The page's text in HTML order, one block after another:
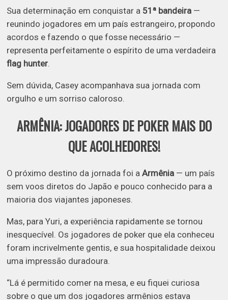
Sua determinação em conquistar a 51ª bandeira —
reunindo jogadores em um país estrangeiro, propondo
acordos e fazendo o que fosse necessário —
representa perfeitamente o espírito de uma verdadeira
flag hunter.
Sem dúvida, Casey acompanhava sua jornada com
orgulho e um sorriso caloroso.
ARMÊNIA: JOGADORES DE POKER MAIS DO
QUE ACOLHEDORES!
O próximo destino da jornada foi aArmênia — um país
sem voos diretos do Japão e pouco conhecido para a
maioria dos viajantes japoneses.
Mas, para Yuri, a experiência rapidamente se tornou
inesquecível. Os jogadores de poker que ela conheceu
foram incrivelmente gentis, e sua hospitalidade deixou
uma impressão duradoura.
“Lá é permitido comer na mesa, e eu fiquei curiosa
sobre o que um dos jogadores armênios estava